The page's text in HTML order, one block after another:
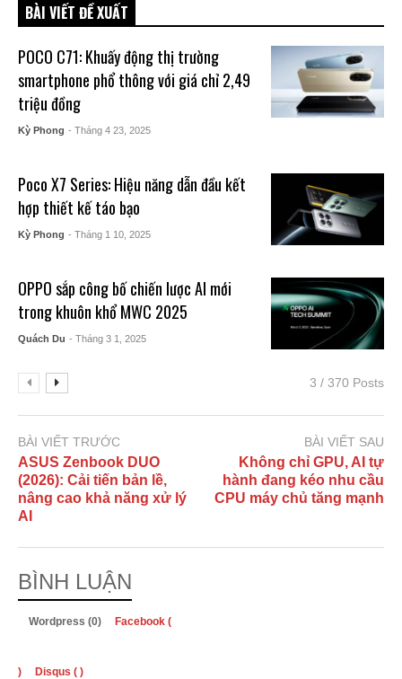
BÀI VIẾT ĐỀ XUẤT
POCO C71: Khuấy động thị trường
smartphone phổ thông với giá chỉ 2,49
triệu đồng
Kỳ Phong - Tháng 4 23, 2025
Poco X7 Series: Hiệu năng dẫn đầu kết
hợp thiết kế táo bạo
Kỳ Phong - Tháng 1 10, 2025
OPPO sắp công bố chiến lược AI mới
trong khuôn khổ MWC 2025
Quách Du - Tháng 3 1, 2025
3 / 370 Posts
BÀI VIẾT TRƯỚC
ASUS Zenbook DUO
(2026): Cải tiến bản lề,
nâng cao khả năng xử lý
AI
BÀI VIẾT SAU
Không chỉ GPU, AI tự
hành đang kéo nhu cầu
CPU máy chủ tăng mạnh
BÌNH LUẬN
Wordpress (0) Facebook (
) Disqus ( )